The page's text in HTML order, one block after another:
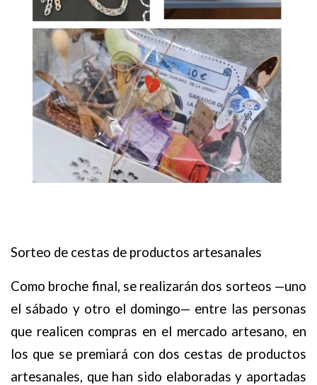
Sorteo de cestas de productos artesanales
Como broche final, se realizarán dos sorteos —uno
el sábado y otro el domingo— entre las personas
que realicen compras en el mercado artesano, en
los que se premiará con dos cestas de productos
artesanales, que han sido elaboradas y aportadas